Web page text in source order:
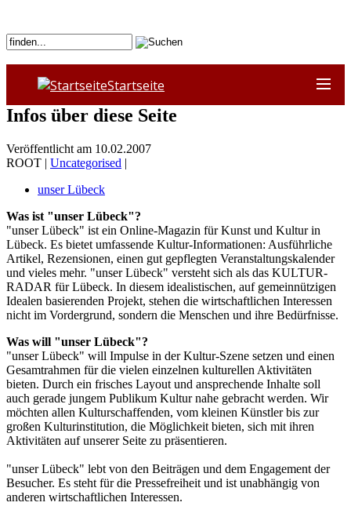
Startseite
Infos über diese Seite
Veröffentlicht am 10.02.2007
ROOT | Uncategorised |
unser Lübeck
Was ist "unser Lübeck"?
"unser Lübeck" ist ein Online-Magazin für Kunst und Kultur in
Lübeck. Es bietet umfassende Kultur-Informationen: Ausführliche
Artikel, Rezensionen, einen gut gepflegten Veranstaltungskalender
und vieles mehr. "unser Lübeck" versteht sich als das KULTUR-
RADAR für Lübeck. In diesem idealistischen, auf gemeinnützigen
Idealen basierenden Projekt, stehen die wirtschaftlichen Interessen
nicht im Vordergrund, sondern die Menschen und ihre Bedürfnisse.
Was will "unser Lübeck"?
"unser Lübeck" will Impulse in der Kultur-Szene setzen und einen
Gesamtrahmen für die vielen einzelnen kulturellen Aktivitäten
bieten. Durch ein frisches Layout und ansprechende Inhalte soll
auch gerade jungem Publikum Kultur nahe gebracht werden. Wir
möchten allen Kulturschaffenden, vom kleinen Künstler bis zur
großen Kulturinstitution, die Möglichkeit bieten, sich mit ihren
Aktivitäten auf unserer Seite zu präsentieren.
"unser Lübeck" lebt von den Beiträgen und dem Engagement der
Besucher. Es steht für die Pressefreiheit und ist unabhängig von
anderen wirtschaftlichen Interessen.